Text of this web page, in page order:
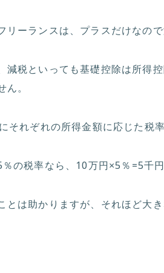
リーランスは、プラスだけなので
減税といっても基礎控除は所得
ん。
それぞれの所得金額に応じた税
の税率なら、10万円×5％=5千
とは助かりますが、それほど大